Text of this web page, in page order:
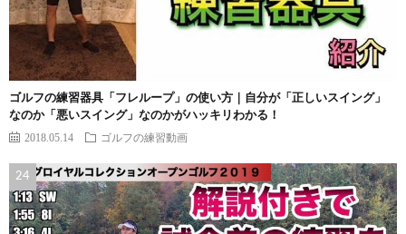
ゴルフの練習器具「フレループ」の使い方｜自分が「正しいスイング」
なのか「悪いスイング」なのかがハッキリわかる！
2018.05.14 ゴルフの練習動画